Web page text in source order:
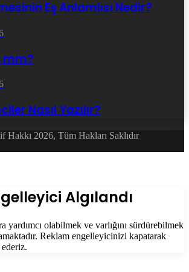
Eş Anlamlısı Nedir?
mm?
Nasıl Yazılır?
Hakkı 2026, Tüm Hakları Saklıdır
Algılandı
yardımcı olabilmek ve varlığını sürdürebilmek
Reklam engelleyicinizi kapatarak